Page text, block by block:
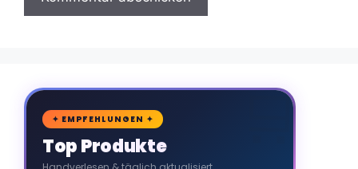
🛒
✦ EMPFEHLUNGEN ✦
Top Produkte